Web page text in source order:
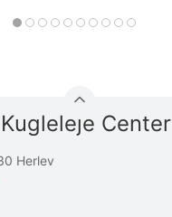
Center
Herlev